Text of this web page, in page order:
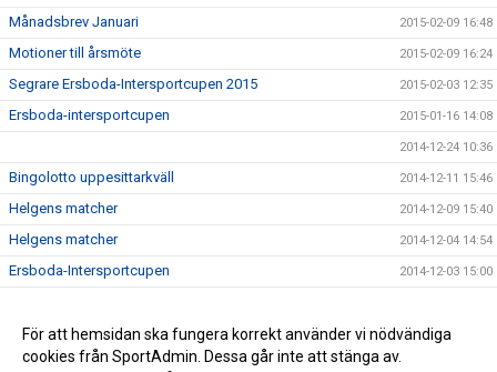
Månadsbrev Januari 2015-02-09 16:48
Motioner till årsmöte 2015-02-09 16:24
Segrare Ersboda-Intersportcupen 2015 2015-02-03 12:35
Ersboda-intersportcupen 2015-01-16 14:08
2014-12-24 10:36
Bingolotto uppesittarkväll 2014-12-11 15:46
Helgens matcher 2014-12-09 15:40
Helgens matcher 2014-12-04 14:54
Ersboda-Intersportcupen 2014-12-03 15:00
Inbjudan Change the game 2014-09-18 14:44
Månadsbrev augusti 2014-09-05 08:55
För att hemsidan ska fungera korrekt använder vi nödvändiga
cookies från SportAdmin. Dessa går inte att stänga av.